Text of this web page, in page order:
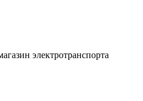
электротранспорта